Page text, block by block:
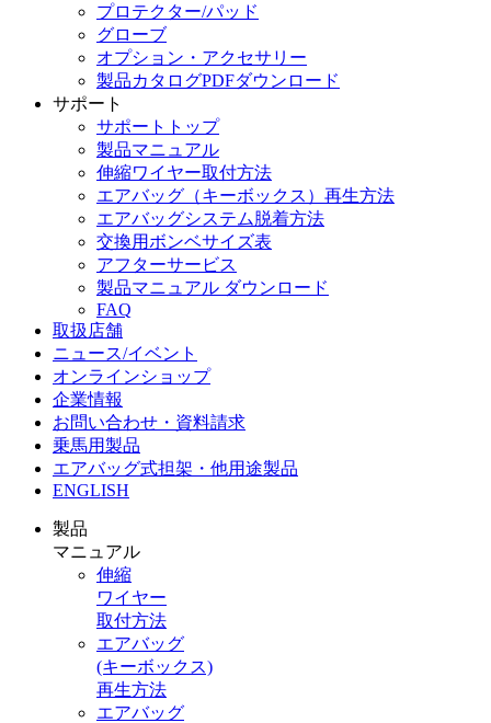
プロテクター/パッド
グローブ
オプション・アクセサリー
製品カタログPDFダウンロード
サポート
サポートトップ
製品マニュアル
伸縮ワイヤー取付方法
エアバッグ（キーボックス）再生方法
エアバッグシステム脱着方法
交換用ボンベサイズ表
アフターサービス
製品マニュアル ダウンロード
FAQ
取扱店舗
ニュース/イベント
オンラインショップ
企業情報
お問い合わせ・資料請求
乗馬用製品
エアバッグ式担架・他用途製品
ENGLISH
製品
マニュアル
伸縮
ワイヤー
取付方法
エアバッグ
(キーボックス)
再生方法
エアバッグ